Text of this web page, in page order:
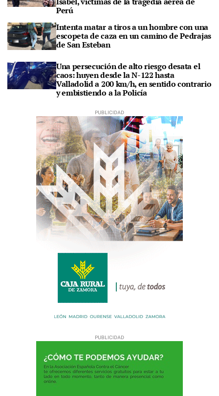
Perú
Intenta matar a tiros a un hombre con una
escopeta de caza en un camino de Pedrajas
de San Esteban
Una persecución de alto riesgo desata el
caos: huyen desde la N-122 hasta
Valladolid a 200 km/h, en sentido contrario
y embistiendo a la Policía